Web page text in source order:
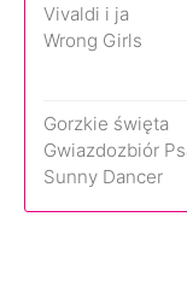
Vivaldi i ja
Wrong Girls
Gorzkie święta
Gwiazdozbiór
Sunny Dancer